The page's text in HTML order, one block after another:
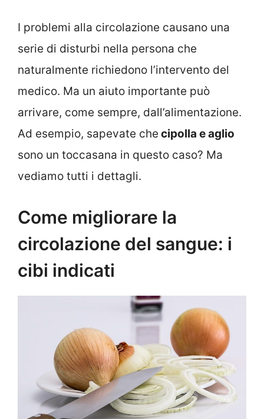
I problemi alla circolazione causano una
serie di disturbi nella persona che
naturalmente richiedono l’intervento del
medico. Ma un aiuto importante può
arrivare, come sempre, dall’alimentazione.
Ad esempio, sapevate che cipolla e aglio
sono un toccasana in questo caso? Ma
vediamo tutti i dettagli.
Come migliorare la
circolazione del sangue: i
cibi indicati